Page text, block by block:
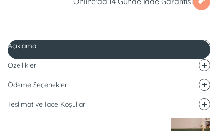
Açıklama
Özellikler
Ödeme Seçenekleri
Teslimat ve İade Koşulları